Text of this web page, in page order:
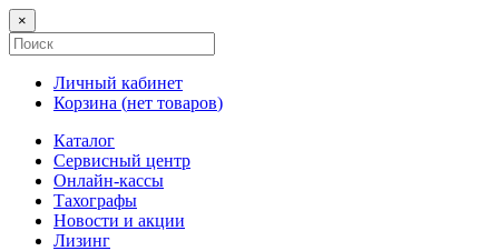
×
Личный кабинет
Корзина (нет товаров)
Каталог
Сервисный центр
Онлайн-кассы
Тахографы
Новости и акции
Лизинг